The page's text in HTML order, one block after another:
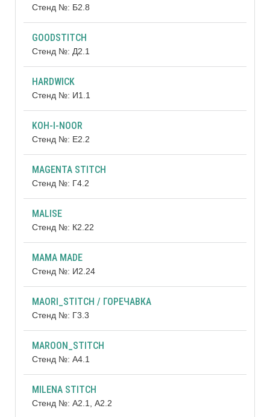
Стенд №: Б2.8
GOODSTITCH
Стенд №: Д2.1
HARDWICK
Стенд №: И1.1
KOH-I-NOOR
Стенд №: Е2.2
MAGENTA STITCH
Стенд №: Г4.2
MALISE
Стенд №: К2.22
MAMA MADE
Стенд №: И2.24
MAORI_STITCH / ГОРЕЧАВКА
Стенд №: Г3.3
MAROON_STITCH
Стенд №: А4.1
MILENA STITCH
Стенд №: А2.1, А2.2